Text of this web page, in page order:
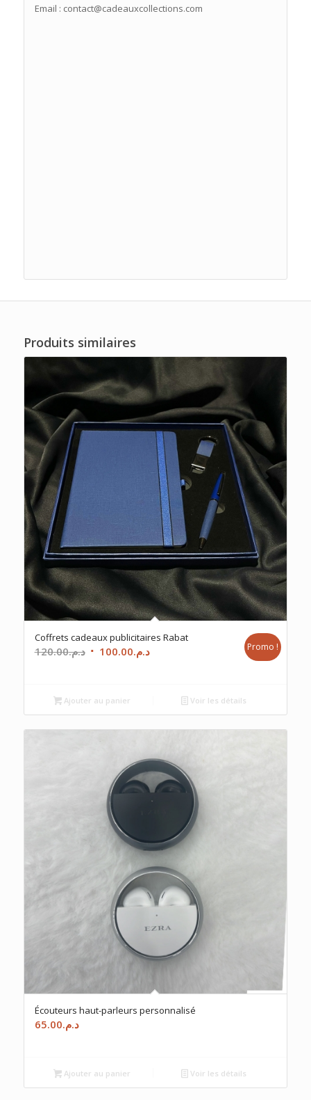
Email : contact@cadeauxcollections.com
Produits similaires
Coffrets cadeaux publicitaires Rabat
د.م.120.00
Le
était :
د.م.120.00.
د.م.100.00
Le
د.م.100.00.
Promo !
Ajouter au panier Voir les détails
Écouteurs haut-parleurs personnalisé
د.م.65.00
Ajouter au panier Voir les détails